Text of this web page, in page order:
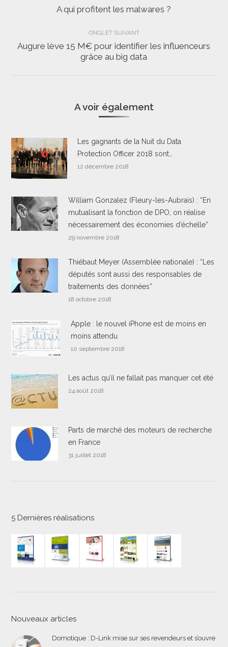
commentaire
Onglet
A qui profitent les malwares ?
ONGLET SUIVANT
Onglet
suivant
Augure lève 15 M€ pour identifier les influenceurs
grâce au big data
A voir également
Les gagnants de la Nuit du Data
Protection Officer 2018 sont…
12 décembre 2018
William Gonzalez (Fleury-les-Aubrais) : “En
mutualisant la fonction de DPO, on réalise
nécessairement des économies d’échelle”
29 novembre 2018
Thiébaut Meyer (Assemblée nationale) : “Les
députés sont aussi des responsables de
traitements des données”
18 octobre 2018
Apple : le nouvel iPhone est de moins en
moins attendu
10 septembre 2018
Les actus qu’il ne fallait pas manquer cet été
24 août 2018
Parts de marché des moteurs de recherche
en France
31 juillet 2018
5 Dernières réalisations
Nouveaux articles
Domotique : D-Link mise sur ses revendeurs et s’ouvre